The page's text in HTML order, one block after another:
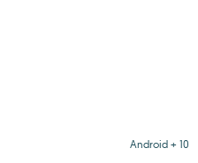
Android + 10